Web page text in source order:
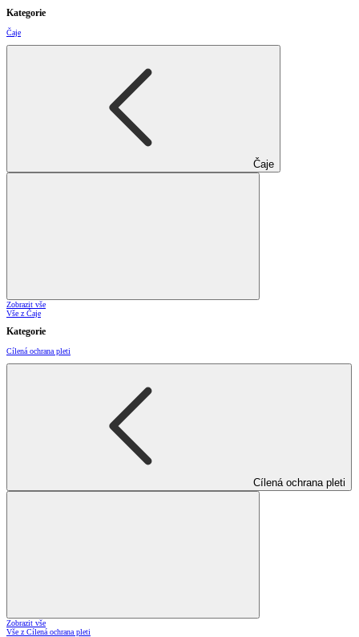
Kategorie
Čaje
Čaje
Zobrazit vše
Vše z Čaje
Kategorie
Cílená ochrana pleti
Cílená ochrana pleti
Zobrazit vše
Vše z Cílená ochrana pleti